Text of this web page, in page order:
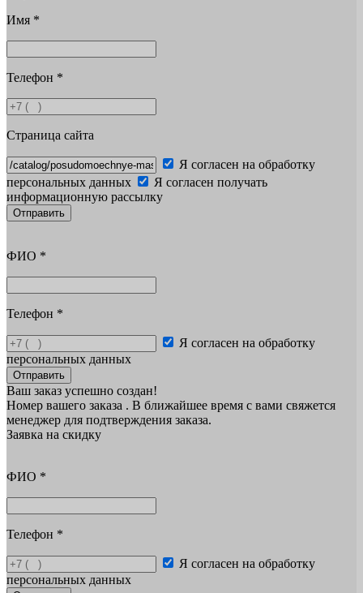
Имя *
Телефон *
Страница сайта
Я согласен на обработку
персональных данных
Я согласен получать
информационную рассылку
Отправить
ФИО *
Телефон *
Я согласен на обработку
персональных данных
Отправить
Ваш заказ успешно создан!
Номер вашего заказа . В ближайшее время с вами свяжется
менеджер для подтверждения заказа.
Заявка на скидку
ФИО *
Телефон *
Я согласен на обработку
персональных данных